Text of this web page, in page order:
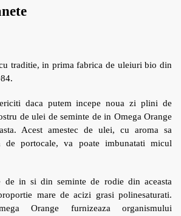
traditie, in prima fabrica de uleiuri bio din
daca putem incepe noua zi plini de
de ulei de seminte de in Omega Orange
Acest amestec de ulei, cu aroma sa
de portocale, va poate imbunatati micul
de in si din seminte de rodie din aceasta
mare de acizi grasi polinesaturati.
Orange furnizeaza organismului